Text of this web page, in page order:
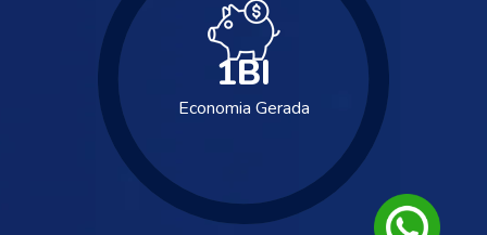
Economia Gerada
1BI